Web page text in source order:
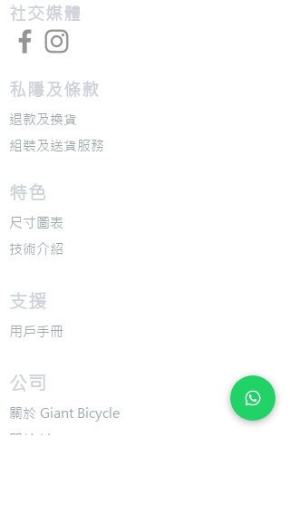
​社交媒體
私隱及條款
退款及換貨
​組裝及送貨服務
​特色
​尺寸圖表
​技術介紹
​支援
​用戶手冊
​公司
​關於 Giant Bicycle
​關於 Liv